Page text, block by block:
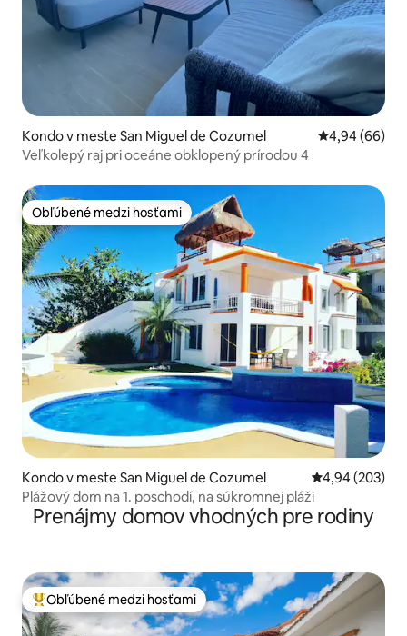
Kondo v meste San Miguel de Cozumel Priemerné
4,94 (66)
Veľkolepý raj pri oceáne obklopený prírodou 4
Obľúbené medzi hosťami
Obľúbené medzi hosťami
Kondo v meste San Miguel de Cozumel Priemerné
4,94 (203)
Plážový dom na 1. poschodí, na súkromnej pláži
Prenájmy domov vhodných pre rodiny
Najobľúbenejšie medzi hosťami
Obľúbené medzi hosťami